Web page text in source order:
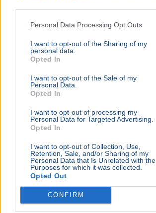
Personal Data Processing Opt Outs
I want to opt-out of the Sharing of my
personal data.
Opted In
I want to opt-out of the Sale of my
Personal Data.
Opted In
I want to opt-out of processing my
Personal Data for Targeted Advertising.
Opted In
I want to opt-out of Collection, Use,
Retention, Sale, and/or Sharing of my
Personal Data that Is Unrelated with the
Purposes for which it was collected.
Opted Out
CONFIRM